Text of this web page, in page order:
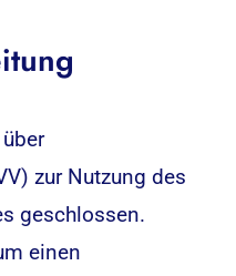
zur Nutzung des
geschlossen.
einen